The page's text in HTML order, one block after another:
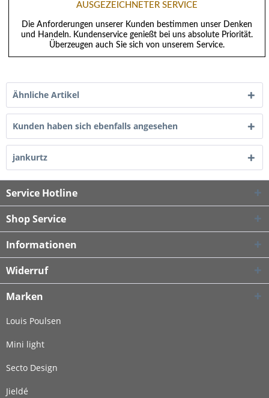
AUSGEZEICHNETER SERVICE
Die Anforderungen unserer Kunden bestimmen unser Denken
und Handeln. Kundenservice genießt bei uns absolute Priorität.
Überzeugen auch Sie sich von unserem Service.
Ähnliche Artikel
Kunden haben sich ebenfalls angesehen
jankurtz
Service Hotline
Shop Service
Informationen
Widerruf
Marken
Louis Poulsen
Mini light
Secto Design
Jieldé